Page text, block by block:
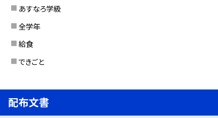
あすなろ学級
全学年
給食
できごと
配布文書